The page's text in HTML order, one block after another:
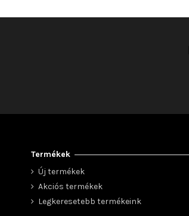
Termékek
Új termékek
Akciós termékek
Legkeresetebb termékeink